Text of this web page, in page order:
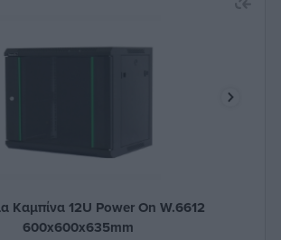
Καμπίνα 12U Power On W.6612
600x600x635mm